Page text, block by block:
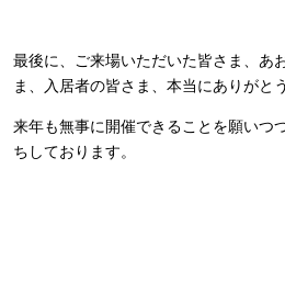
最後に、ご来場いただいた皆さま、あ
ま、入居者の皆さま、本当にありがと
来年も無事に開催できることを願いつ
ちしております。